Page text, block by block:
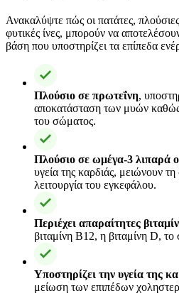
Ανακαλύψτε πώς οι πατάτες,
φυτικές ίνες, μπορούν να
βάση που υποστηρίζει τα επίπεδα
Πλούσιο σε πρωτεΐνη,
αποκατάσταση των μυών καθώς
του σώματος.
Πλούσιο σε ωμέγα-3 λιπαρά
υγεία της καρδιάς, μειώνουν
λειτουργία του εγκεφάλου.
Περιέχει απαραίτητες
βιταμίνη B12, η βιταμίνη D, το
Υποστηρίζει την υγεία της
μείωση των επιπέδων